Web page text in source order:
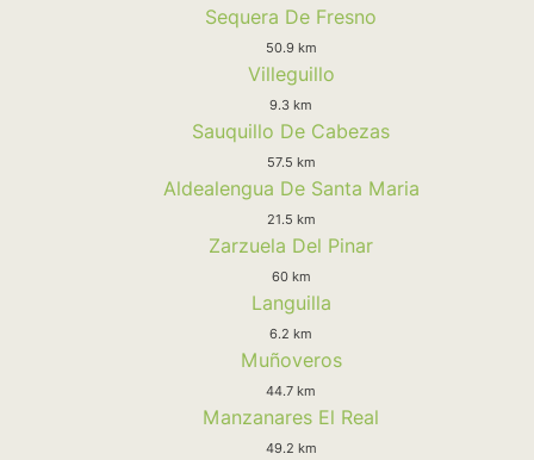
Sequera De Fresno
50.9 km
Villeguillo
9.3 km
Sauquillo De Cabezas
57.5 km
Aldealengua De Santa Maria
21.5 km
Zarzuela Del Pinar
60 km
Languilla
6.2 km
Muñoveros
44.7 km
Manzanares El Real
49.2 km